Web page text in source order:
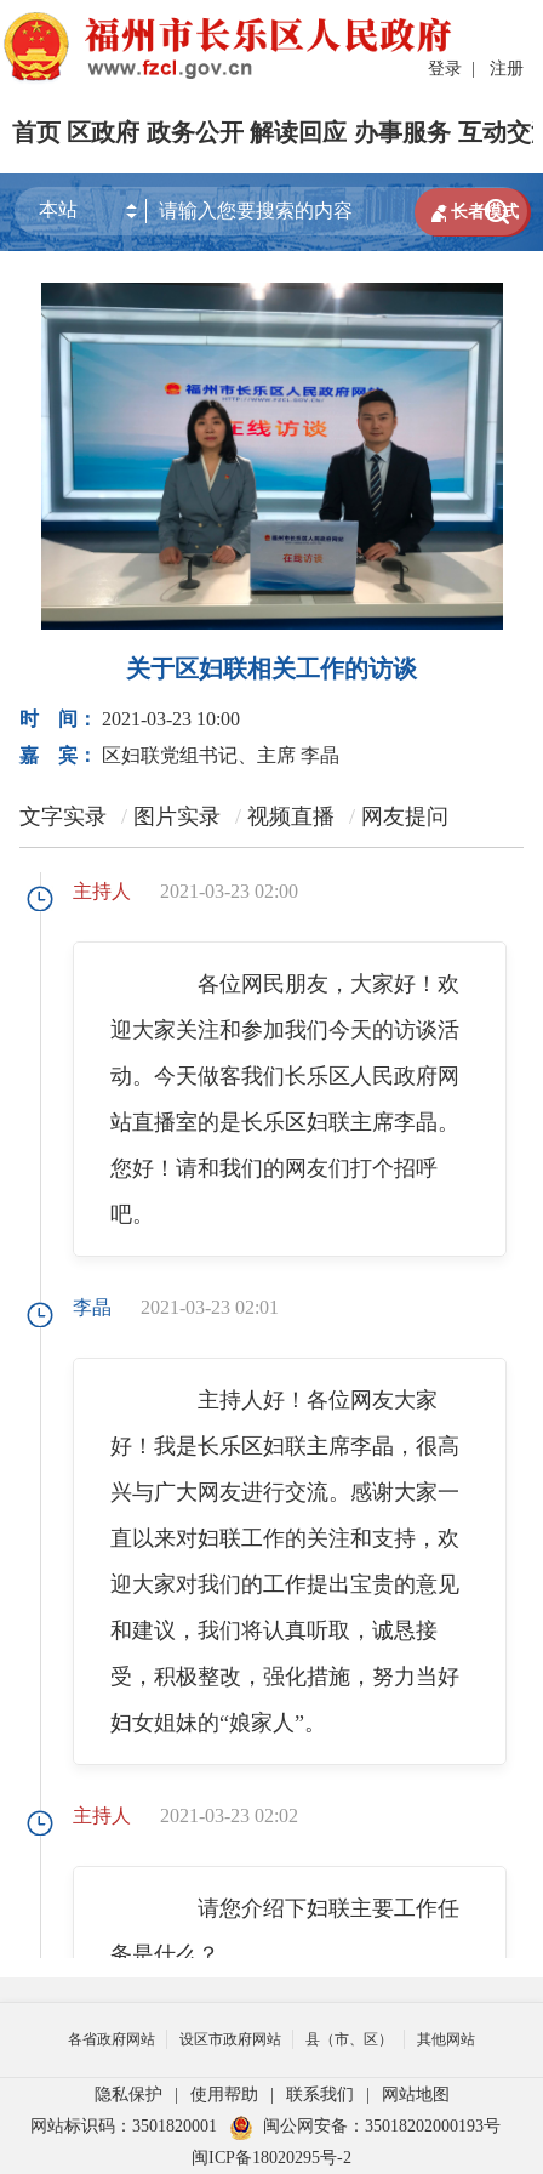
登录 | 注册
首页 区政府 政务公开 解读回应 办事服务 互动交

 长者模式
关于区妇联相关工作的访谈
时 间：
2021-03-23 10:00
嘉 宾：
区妇联党组书记、主席 李晶
文字实录 图片实录 视频直播 网友提问
主持人 2021-03-23 02:00
各位网民朋友，大家好！欢
迎大家关注和参加我们今天的访谈活
动。今天做客我们长乐区人民政府网
站直播室的是长乐区妇联主席李晶。
您好！请和我们的网友们打个招呼
吧。
李晶 2021-03-23 02:01
主持人好！各位网友大家
好！我是长乐区妇联主席李晶，很高
兴与广大网友进行交流。感谢大家一
直以来对妇联工作的关注和支持，欢
迎大家对我们的工作提出宝贵的意见
和建议，我们将认真听取，诚恳接
受，积极整改，强化措施，努力当好
妇女姐妹的“娘家人”。
主持人 2021-03-23 02:02
请您介绍下妇联主要工作任
务是什么？
李晶 2021-03-23 02:03
妇联是中国共产党领导下的
各省政府网站 设区市政府网站 县（市、区） 其他网站
隐私保护 使用帮助 联系我们
网站地图
网站标识码：3501820001
闽公网安备：35018202000193号
闽ICP备18020295号-2